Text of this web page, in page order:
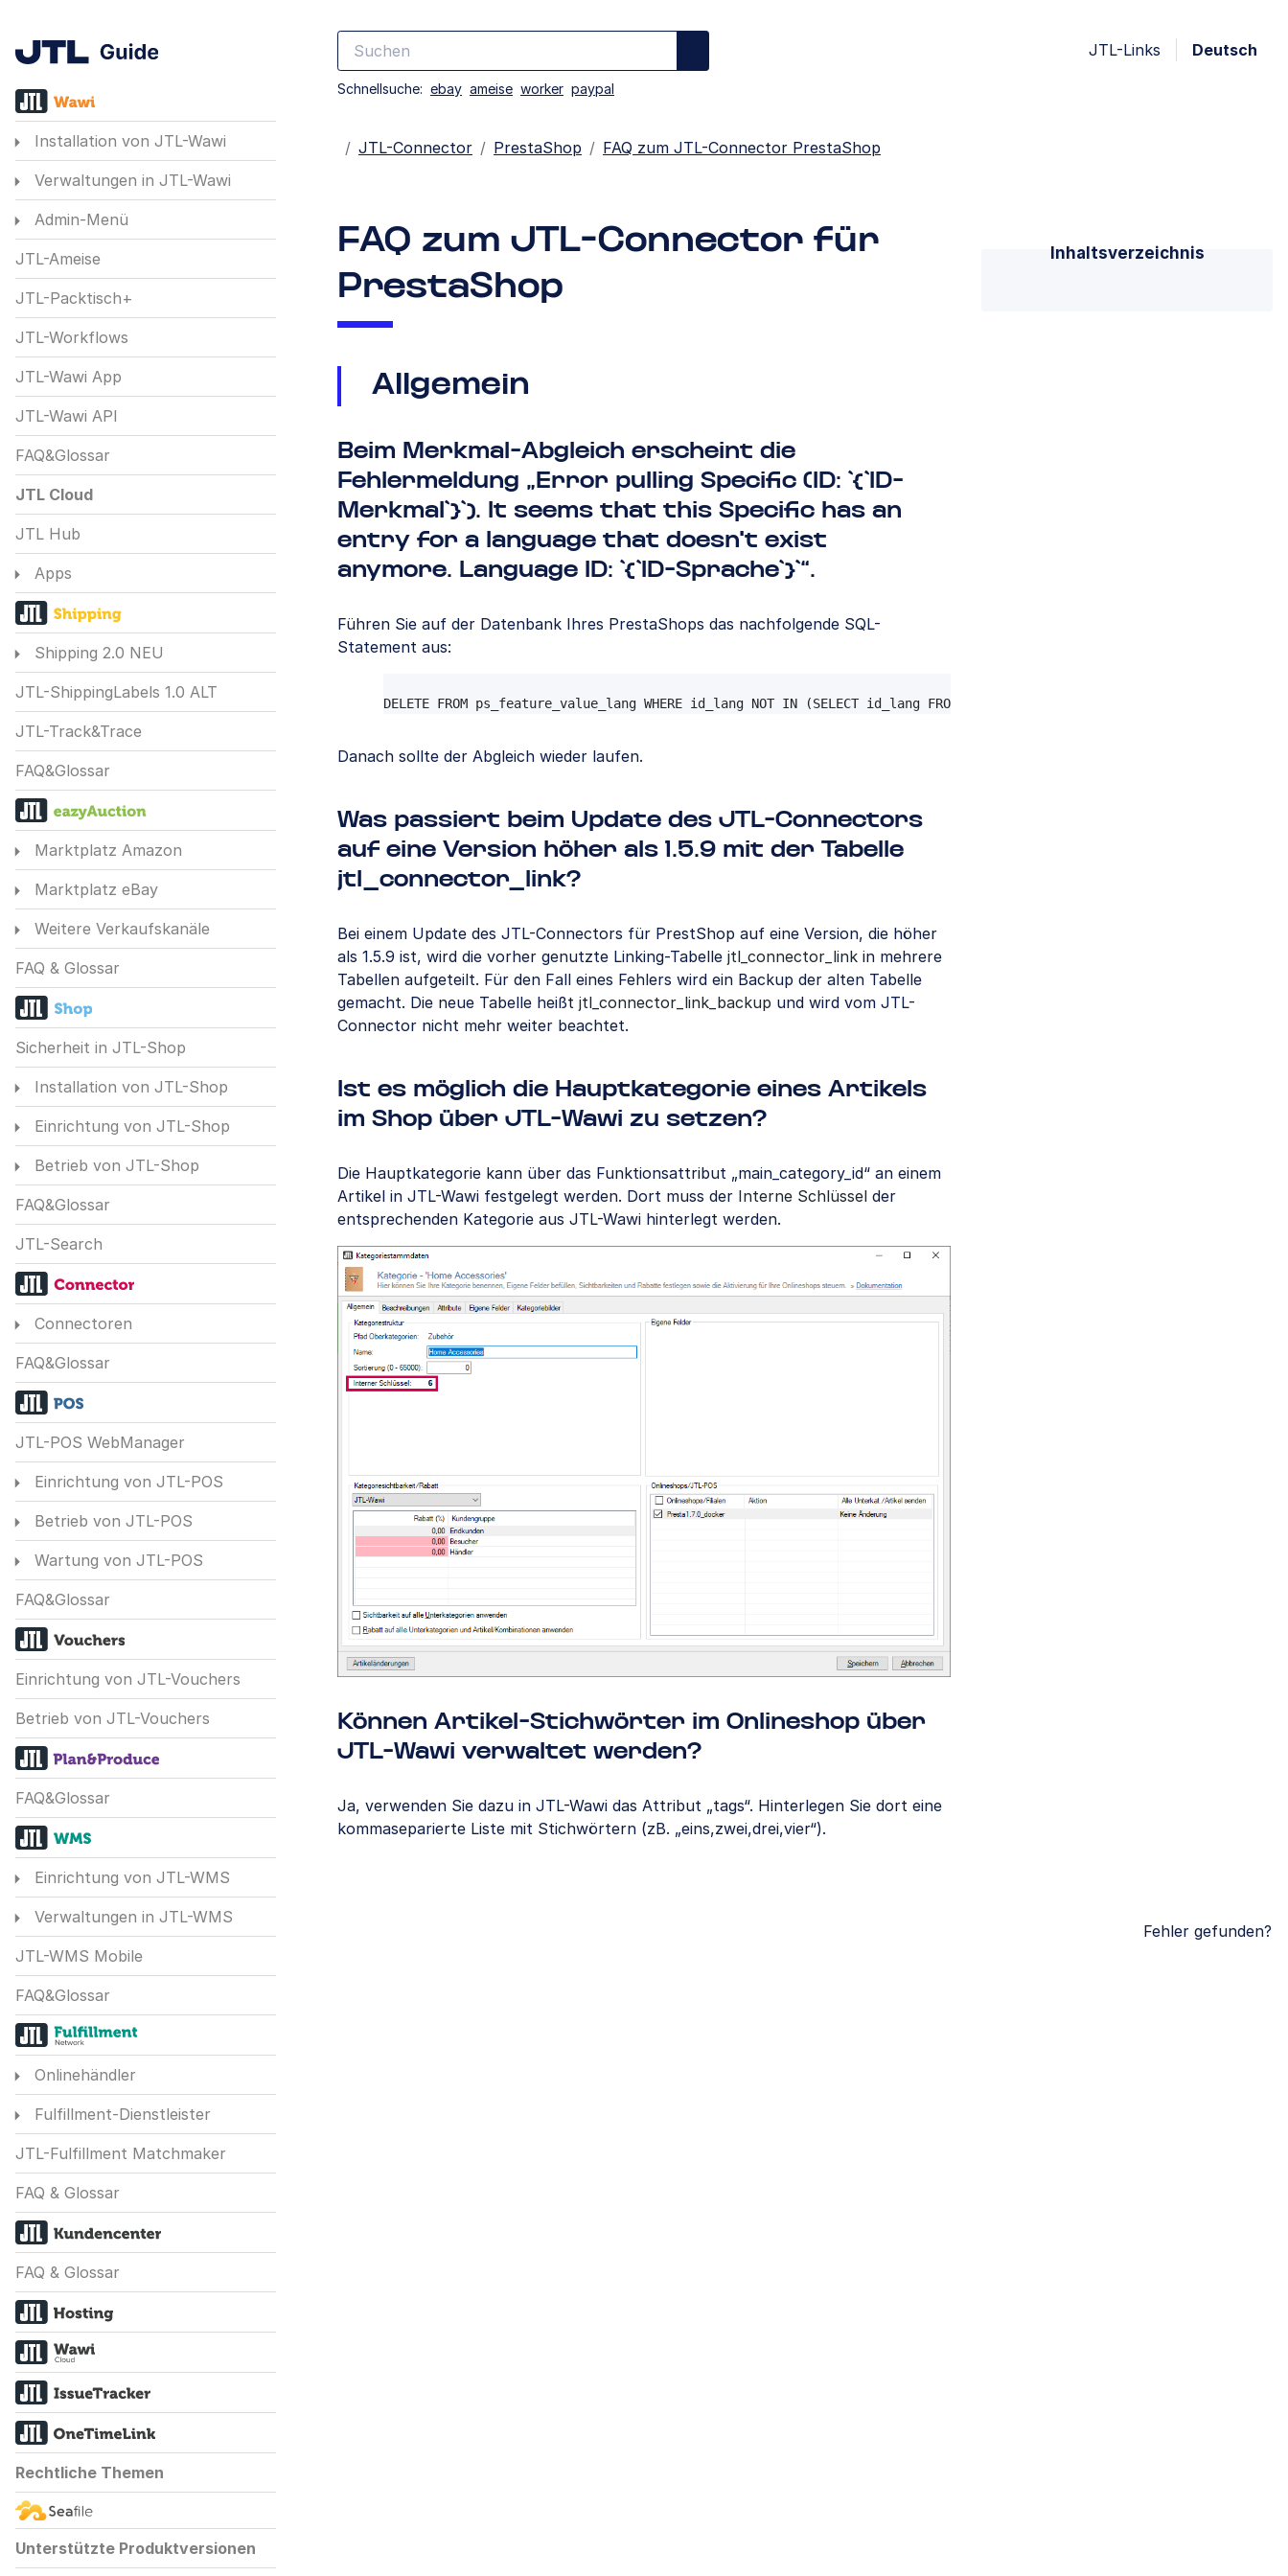
Installation von JTL-Wawi
Verwaltungen in JTL-Wawi
Admin-Menü
JTL-Ameise
JTL-Packtisch+
JTL-Workflows
JTL-Wawi App
JTL-Wawi API
FAQ&Glossar
JTL Cloud
JTL Hub
Apps
Shipping 2.0 NEU
JTL-ShippingLabels 1.0 ALT
JTL-Track&Trace
FAQ&Glossar
Marktplatz Amazon
Marktplatz eBay
Weitere Verkaufskanäle
FAQ & Glossar
Sicherheit in JTL-Shop
Installation von JTL-Shop
Einrichtung von JTL-Shop
Betrieb von JTL-Shop
FAQ&Glossar
JTL-Search
Connectoren
FAQ&Glossar
JTL-POS WebManager
Einrichtung von JTL-POS
Betrieb von JTL-POS
Wartung von JTL-POS
FAQ&Glossar
Einrichtung von JTL-Vouchers
Betrieb von JTL-Vouchers
FAQ&Glossar
Einrichtung von JTL-WMS
Verwaltungen in JTL-WMS
JTL-WMS Mobile
FAQ&Glossar
Onlinehändler
Fulfillment-Dienstleister
JTL-Fulfillment Matchmaker
FAQ & Glossar
FAQ & Glossar
Rechtliche Themen
Unterstützte Produktversionen
Schnellsuche: ebay ameise worker paypal
JTL-Links Deutsch
Startseite
JTL-Connector PrestaShop FAQ zum JTL-Connector PrestaShop
Inhaltsverzeichnis
FAQ zum JTL-Connector für
PrestaShop
Allgemein
Beim Merkmal-Abgleich erscheint die
Fehlermeldung „Error pulling Specific (ID: `{`ID-
Merkmal`}`). It seems that this Specific has an
entry for a language that doesn't exist
anymore. Language ID: `{`ID-Sprache`}`“.
Führen Sie auf der Datenbank Ihres PrestaShops das nachfolgende SQL-
Statement aus:
DELETE FROM ps_feature_value_lang WHERE id_lang NOT IN (SELECT id_lang FROM ps_lang);
Danach sollte der Abgleich wieder laufen.
Was passiert beim Update des JTL-Connectors
auf eine Version höher als 1.5.9 mit der Tabelle
jtl_connector_link?
Bei einem Update des JTL-Connectors für PrestShop auf eine Version, die höher
als 1.5.9 ist, wird die vorher genutzte Linking-Tabelle jtl_connector_link in mehrere
Tabellen aufgeteilt. Für den Fall eines Fehlers wird ein Backup der alten Tabelle
gemacht. Die neue Tabelle heißt jtl_connector_link_backup und wird vom JTL-
Connector nicht mehr weiter beachtet.
Ist es möglich die Hauptkategorie eines Artikels
im Shop über JTL-Wawi zu setzen?
Die Hauptkategorie kann über das Funktionsattribut „main_category_id“ an einem
Artikel in JTL-Wawi festgelegt werden. Dort muss der Interne Schlüssel der
entsprechenden Kategorie aus JTL-Wawi hinterlegt werden.
Können Artikel-Stichwörter im Onlineshop über
JTL-Wawi verwaltet werden?
Ja, verwenden Sie dazu in JTL-Wawi das Attribut „tags“. Hinterlegen Sie dort eine
kommaseparierte Liste mit Stichwörtern (zB. „eins,zwei,drei,vier“).
Fehler gefunden?